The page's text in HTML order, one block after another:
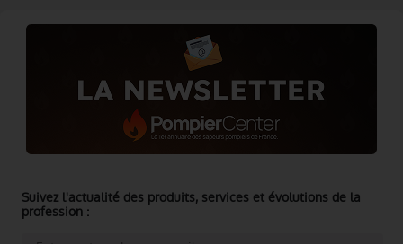
Suivez l'actualité des produits, services et évolutions de la
profession :